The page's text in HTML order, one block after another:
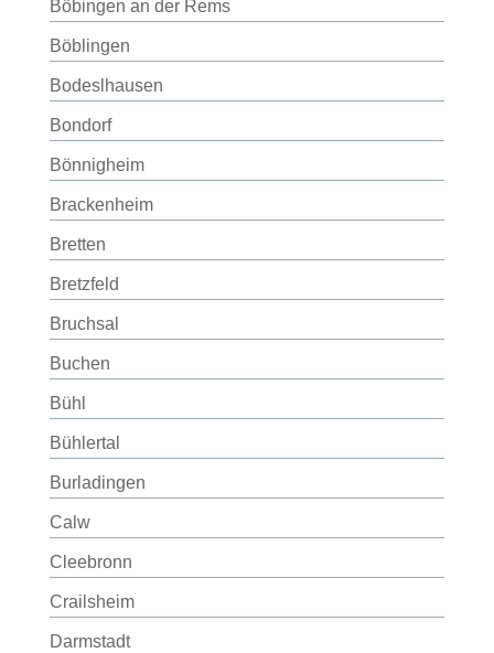
Böbingen an der Rems
Böblingen
Bodeslhausen
Bondorf
Bönnigheim
Brackenheim
Bretten
Bretzfeld
Bruchsal
Buchen
Bühl
Bühlertal
Burladingen
Calw
Cleebronn
Crailsheim
Darmstadt